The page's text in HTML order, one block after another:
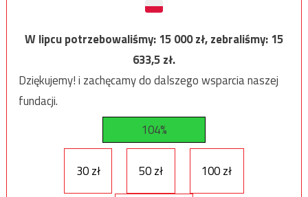
W lipcu potrzebowaliśmy:15 000zł, zebraliśmy:15
633,5zł.
Dziękujemy! i zachęcamy do dalszego wsparcia naszej
fundacji.
104%
30 zł 50 zł 100 zł